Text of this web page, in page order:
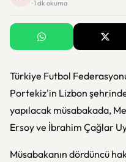
· 1 dk okuma
Türkiye Futbol
Portekiz'in Lizbon
yapılacak müsabakada,
Ersoy ve İbrahim Çağlar
Müsabakanın dördüncü